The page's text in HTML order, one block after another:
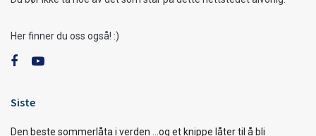
Her finner du oss også! :)
Siste
Den beste sommerlåta i verden …og et knippe låter til å bli